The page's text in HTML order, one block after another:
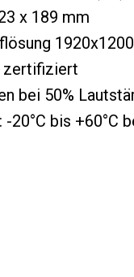
x 189 mm
1920x1200
zertifiziert
bei 50%
-20°C bis